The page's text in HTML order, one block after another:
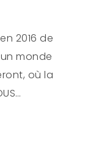
2016 de
monde
où la